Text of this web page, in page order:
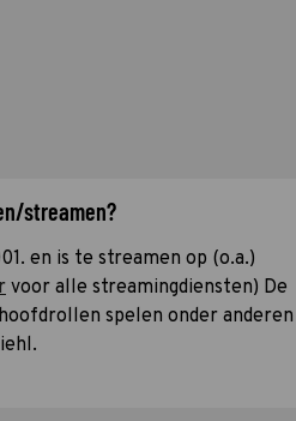
streamen?
en is te streamen op (o.a.)
voor alle streamingdiensten) De
spelen onder anderen